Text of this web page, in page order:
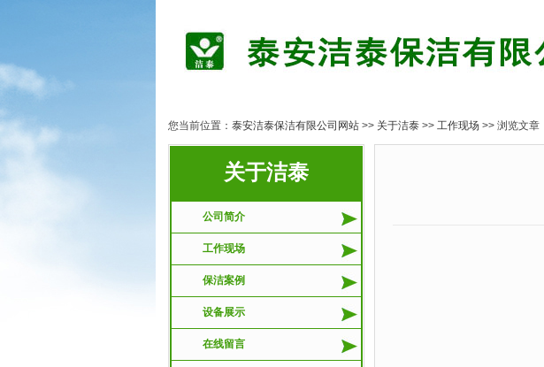
您当前位置： 泰安洁泰保洁有限公司网站>> 关于洁泰>> 工作现场 >> 浏览文章
关于洁泰
公司简介
工作现场
保洁案例
设备展示
在线留言